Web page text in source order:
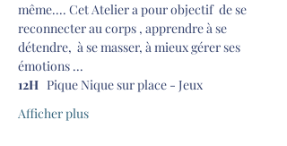
même.... Cet Atelier a pour objectif  de se
reconnecter au corps , apprendre à se
détendre,  à se masser, à mieux gérer ses
émotions ...
12H Pique Nique sur place - Jeux
Afficher plus